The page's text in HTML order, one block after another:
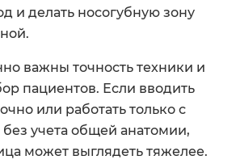
и делать носогубную зону
важны точность техники и
пациентов. Если вводить
или работать только с
учета общей анатомии,
может выглядеть тяжелее.